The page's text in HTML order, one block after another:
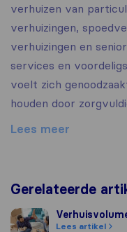
verhuizen van
verhuizingen,
verhuizingen en
services en
voelt zich
houden door
Lees meer
Gerelateerde
Verhuisvolume
Lees artikel